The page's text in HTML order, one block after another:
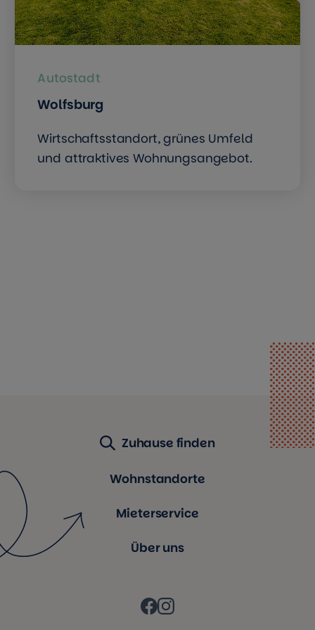
Autostadt
Wolfsburg
Wirtschaftsstandort, grünes Umfeld
und attraktives Wohnungsangebot.
Zuhause finden
Wohnstandorte
Mieterservice
Über uns